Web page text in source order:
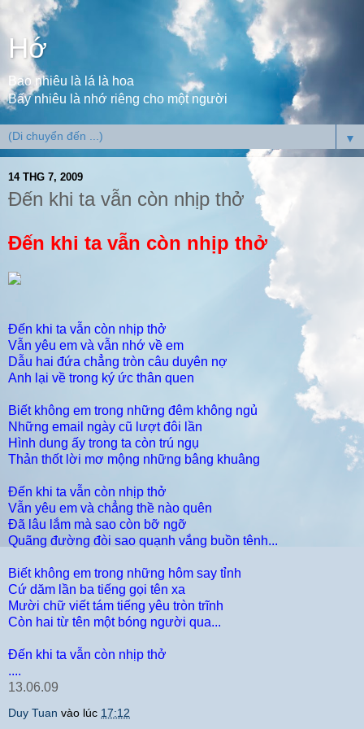
Hớ
Bao nhiêu là lá là hoa
Bấy nhiêu là nhớ riêng cho một người
▼
14 THG 7, 2009
Đến khi ta vẫn còn nhịp thở
Đến khi ta vẫn còn nhịp thở
Đến khi ta vẫn còn nhịp thở
Vẫn yêu em và vẫn nhớ về em
Dẫu hai đứa chẳng tròn câu duyên nợ
Anh lại về trong ký ức thân quen
Biết không em trong những đêm không ngủ
Những email ngày cũ lượt đôi lần
Hình dung ấy trong ta còn trú ngụ
Thản thốt lời mơ mộng những bâng khuâng
Đến khi ta vẫn còn nhịp thở
Vẫn yêu em và chẳng thề nào quên
Đã lâu lắm mà sao còn bỡ ngỡ
Quãng đường đòi sao quạnh vắng buồn tênh...
Biết không em trong những hôm say tỉnh
Cứ dăm lần ba tiếng gọi tên xa
Mười chữ viết tám tiếng yêu tròn trĩnh
Còn hai từ tên một bóng người qua...
Đến khi ta vẫn còn nhịp thở
....
13.06.09
Duy Tuan vào lúc 17:12